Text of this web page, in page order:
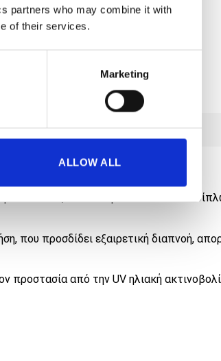
partners who may combine it with
of their services.
Marketing
ALLOW ALL
υλικό, που επιτρέπει το εύκολο
που προσδίδει εξαιρετική διαπνοή,
προστασία από την UV ηλιακή